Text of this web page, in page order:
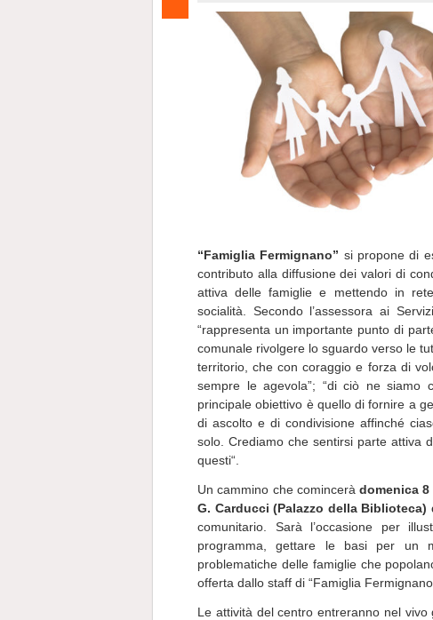
“Famiglia Fermignano” si propone di
contributo alla diffusione dei valori di
attiva delle famiglie e mettendo in
socialità. Secondo l’assessora ai
“rappresenta un importante punto di
comunale rivolgere lo sguardo verso le
territorio, che con coraggio e forza di
sempre le agevola”; “di ciò ne siamo
principale obiettivo è quello di fornire a
di ascolto e di condivisione affinché
solo. Crediamo che sentirsi parte attiva
questi“.
Un cammino che comincerà domenica 8
G. Carducci (Palazzo della Biblioteca)
comunitario. Sarà l’occasione per
programma, gettare le basi per un
problematiche delle famiglie che
offerta dallo staff di “Famiglia
Le attività del centro entreranno nel